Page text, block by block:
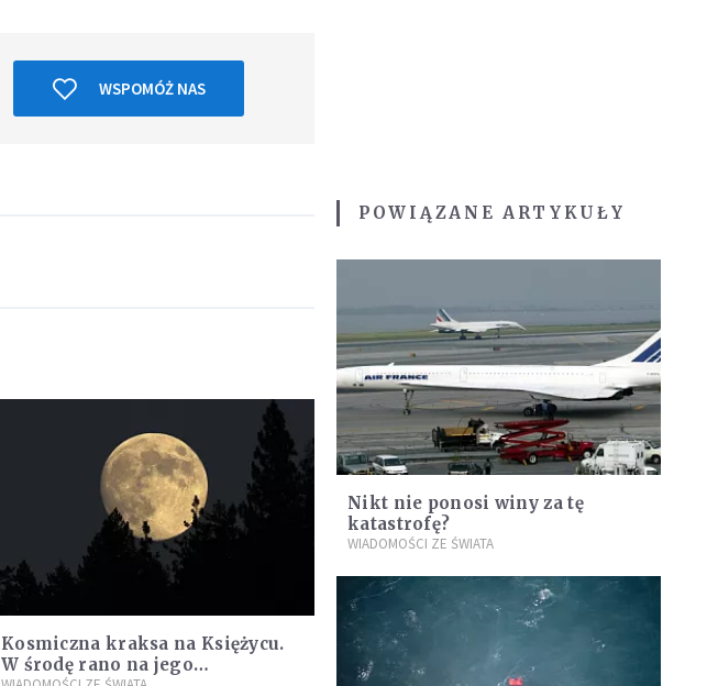
WSPOMÓŻ NAS
Kosmiczna kraksa na Księżycu.
W środę rano na jego
POWIĄZANE ARTYKUŁY
Nikt nie ponosi winy za tę
katastrofę?
WIADOMOŚCI ZE ŚWIATA